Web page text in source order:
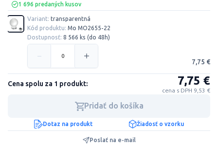
1 696 predaných kusov
Variant: transparentná
Kód produktu: Mo MO2655-22
Dostupnosť: 8 566 ks (do 48h)
7,75 €
Cena spolu za 1 produkt: 7,75 €
cena s DPH 9,53 €
Pridať do košíka
Dotaz na produkt Žiadosť o vzorku
Poslať na e-mail